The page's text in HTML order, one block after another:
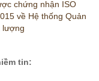
chứng nhận ISO
về Hệ thống Quản
lượng
tin: